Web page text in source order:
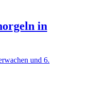
in
und 6.